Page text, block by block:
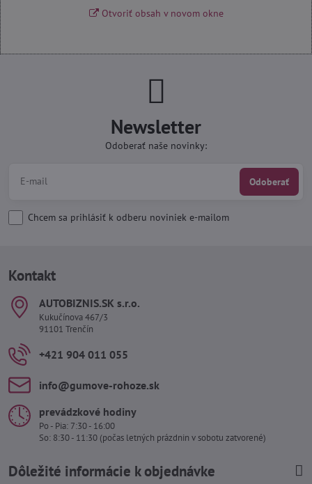
Otvoriť obsah v novom okne
Newsletter
Odoberať naše novinky:
Odoberať
Chcem sa prihlásiť k odberu noviniek e-mailom
Kontakt
AUTOBIZNIS​.SK s​.r​.o​.
Kukučínova 467/3
91101 Trenčín
+421 904 011 055
info​@gumove-rohoze​.sk
prevádzkové hodiny
Po - Pia: 7:30 - 16:00
So: 8:30 - 11:30 (počas letných prázdnin v sobotu zatvorené)
Dôležité informácie k objednávke